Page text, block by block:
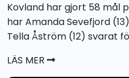
Kovland har gjort 58 mål
har Amanda Sevefjord
Tella Åström (12) svarat
LÄS MER